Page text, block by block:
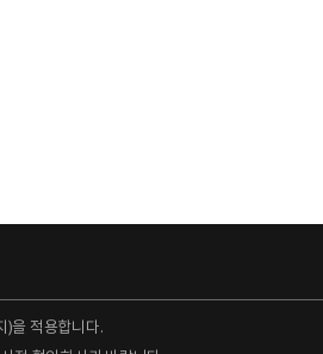
)을 적용합니다.